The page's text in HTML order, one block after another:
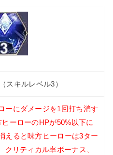
スキルレベル3）
ーにダメージを1回打ち消す
ーローのHPが50%以下に
えると味方ヒーローは3ター
クリティカル率ボーナス、